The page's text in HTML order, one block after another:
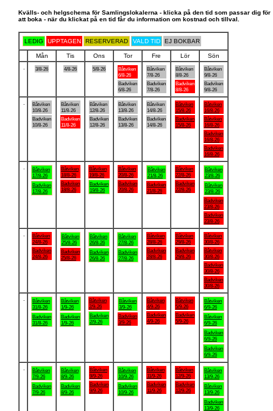
Kvälls- och helgschema för Samlingslokalerna - klicka på den tid som passar dig för
att boka - när du klickat på en tid får du information om kostnad och tillval.
LEDIG UPPTAGEN RESERVERAD VALD TID EJ BOKBAR
Mån Tis Ons Tor Fre Lör
Sön
3/8-26 4/8-26 5/8-26
Båtviken
6/8-26
Badviken
6/8-26
Båtviken
7/8-26
Badviken
7/8-26
Båtviken
8/8-26
Badviken
8/8-26
Båtviken
9/8-26
Badviken
9/8-26
Båtviken
10/8-26
Badviken
10/8-26
Båtviken
11/8-26
Badviken
11/8-26
Båtviken
12/8-26
Badviken
12/8-26
Båtviken
13/8-26
Badviken
13/8-26
Båtviken
14/8-26
Badviken
14/8-26
Båtviken
15/8-26
Badviken
15/8-26
Båtviken
16/8-26
Båtviken
16/8-26
Badviken
16/8-26
Badviken
16/8-26
Båtviken
17/8-26
Badviken
17/8-26
Båtviken
18/8-26
Badviken
18/8-26
Båtviken
19/8-26
Badviken
19/8-26
Båtviken
20/8-26
Badviken
20/8-26
Båtviken
21/8-26
Badviken
21/8-26
Båtviken
22/8-26
Badviken
22/8-26
Båtviken
23/8-26
Båtviken
23/8-26
Badviken
23/8-26
Badviken
23/8-26
Båtviken
24/8-26
Badviken
24/8-26
Båtviken
25/8-26
Badviken
25/8-26
Båtviken
26/8-26
Badviken
26/8-26
Båtviken
27/8-26
Badviken
27/8-26
Båtviken
28/8-26
Badviken
28/8-26
Båtviken
29/8-26
Badviken
29/8-26
Båtviken
30/8-26
Båtviken
30/8-26
Badviken
30/8-26
Badviken
30/8-26
Båtviken
31/8-26
Badviken
31/8-26
Båtviken
1/9-26
Badviken
1/9-26
Båtviken
2/9-26
Badviken
2/9-26
Båtviken
3/9-26
Badviken
3/9-26
Båtviken
4/9-26
Badviken
4/9-26
Båtviken
5/9-26
Badviken
5/9-26
Båtviken
6/9-26
Båtviken
6/9-26
Badviken
6/9-26
Badviken
6/9-26
Båtviken
7/9-26
Badviken
7/9-26
Båtviken
8/9-26
Badviken
8/9-26
Båtviken
9/9-26
Badviken
9/9-26
Båtviken
10/9-26
Badviken
10/9-26
Båtviken
11/9-26
Badviken
11/9-26
Båtviken
12/9-26
Badviken
12/9-26
Båtviken
13/9-26
Båtviken
13/9-26
Badviken
13/9-26